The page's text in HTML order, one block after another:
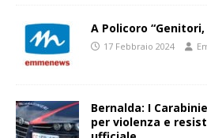
A Policoro
17 Febbraio 2024
Bernalda: I
per violenza e